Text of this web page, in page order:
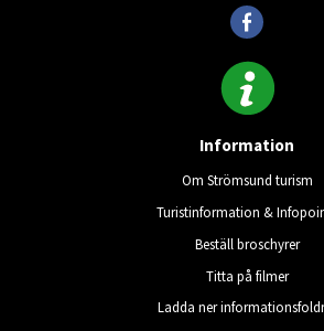
Information
Om Strömsund turism
Turistinformation &
Beställ broschyrer
Titta på filmer
Ladda ner